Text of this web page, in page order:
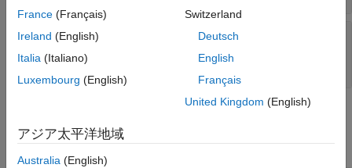
resourceNames
Name of the resource the
character vector
expand all
France (Français)
Ireland (English)
Italia (Italiano)
Luxembourg (English)
Switzerland
Deutsch
English
Français
United Kingdom (English)
アジア太平洋地域
Australia (English)